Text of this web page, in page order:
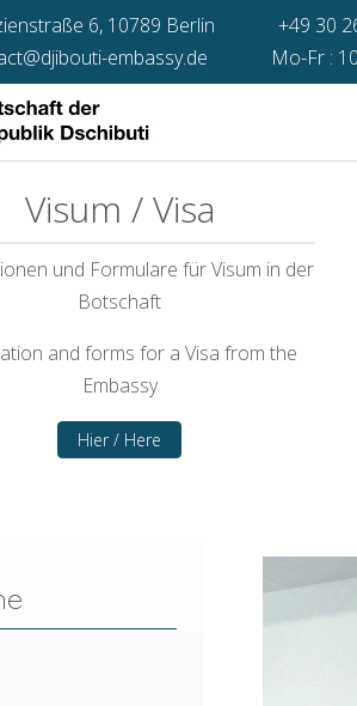
6, 10789 Berlin
+49 30
embassy.de
Mo-Fr :
Visum / Visa
und Formulare für Visum in der
Botschaft
and forms for a Visa from the
Embassy
Hier / Here